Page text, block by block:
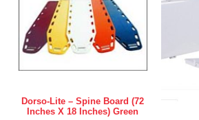
Dorso-Lite – Spine Board (72
Inches X 18 Inches) Green